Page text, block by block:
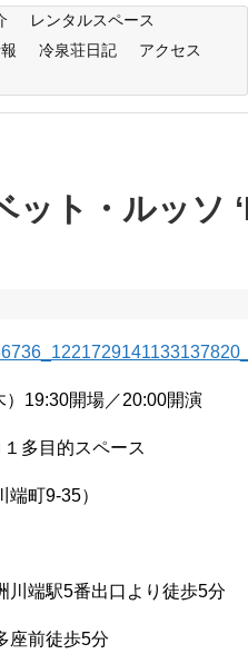
レンタルスペース
冷泉荘日記
アクセス
ット・ルッソ
19:30開場／20:00開演
多目的スペース
端町9-35）
川端駅5番出口より徒歩5分
座前徒歩5分